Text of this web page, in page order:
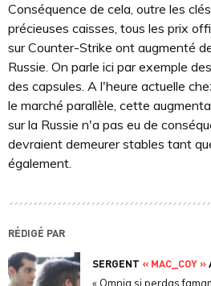
Conséquence de cela, outre les
précieuses caisses, tous les prix
sur Counter-Strike ont augmenté
Russie. On parle ici par exemple
des capsules. A l'heure actuelle
le marché parallèle, cette
sur la Russie n'a pas eu de
devraient demeurer stables tant
également.
RÉDIGÉ PAR
SERGENT « MAC_COY »
« Omnia si perdas